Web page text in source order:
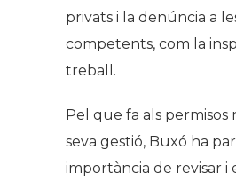
privats i la denúncia a
competents, com la
treball.
Pel que fa als permisos
seva gestió, Buxó ha
importància de revisar i